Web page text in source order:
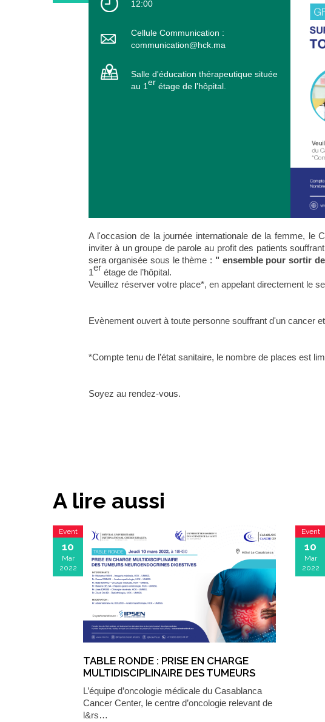
12:00
Cellule Communication :
communication@hck.ma
Salle d'éducation thérapeutique située
au 1er étage de l’hôpital.
A l'occasion de la journée internationale de la femme, le
inviter à un groupe de parole au profit des patients
sera organisée sous le thème : " ensemble pour sortir
1er étage de l’hôpital.
Veuillez réserver votre place*, en appelant directement le
Evènement ouvert à toute personne souffrant d'un cancer
*Compte tenu de l’état sanitaire, le nombre de places est
Soyez au rendez-vous.
A lire aussi
Event
10
Mar
2022
TABLE RONDE : PRISE EN CHARGE
MULTIDISCIPLINAIRE DES TUMEURS
NEUROENDOCRINES DIGESTIVES
L’équipe d’oncologie médicale du Casablanca
Cancer Center, le centre d’oncologie relevant de
l&rs…
Event
10
Mar
2022